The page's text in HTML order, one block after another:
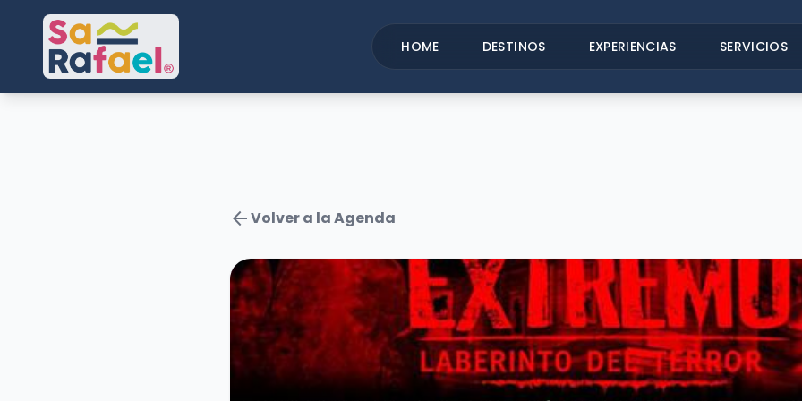
HOME DESTINOS EXPERIENCIAS SERVICIOS
arrow_backVolver a la Agenda